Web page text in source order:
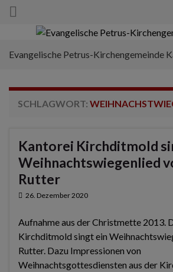
Search for:
Evangelische Petrus-Kirchengemeinde
SCHLAGWORT:
Kantorei Kirchditmold
Weihnachtswiegenlied
Rutter
26. Dezember 2020
Aufnahme aus der Christmette 2013.
Kirchditmold singt ein
Rutter. Dazu Impressionen von
Weihnachtsgottesdiensten aus der